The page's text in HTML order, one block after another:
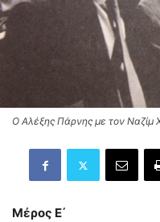
Ο Αλέξης Πάρνης με τον Ναζίμ
Μέρος Ε΄